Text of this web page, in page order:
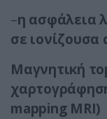
–η ασφάλεια
σε ιονίζουσα
Μαγνητική
mapping MRI)